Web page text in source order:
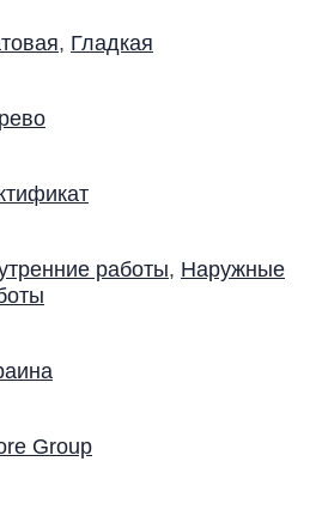
, Гладкая
работы, Наружные
Group